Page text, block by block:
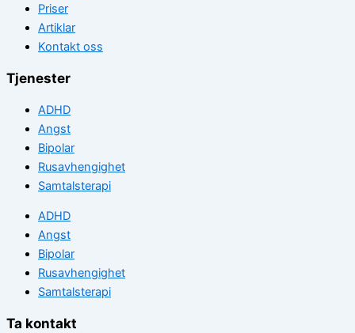
Priser
Artiklar
Kontakt oss
Tjenester
ADHD
Angst
Bipolar
Rusavhengighet
Samtalsterapi
ADHD
Angst
Bipolar
Rusavhengighet
Samtalsterapi
Ta kontakt